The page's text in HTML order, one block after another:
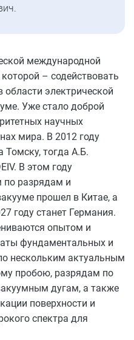
международной
– содействовать
электрической
Уже стало доброй
научных
мира. В 2012 году
Томску, тогда А.Б.
В этом году
разрядам и
прошел в Китае, а
году станет Германия.
опытом и
фундаментальных и
нескольким актуальным
пробою, разрядам по
дугам, а также
поверхности и
спектра для